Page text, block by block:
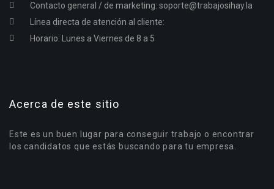
Contacto general / de marketing: soporte@trabajosihay.la
Línea directa de atención al cliente:
Horario: Lunes a Viernes de 8 a 5
Acerca de este sitio
Este es un buen lugar para conseguir trabajo o encontrar
los candidatos que estás buscando para tu empresa.